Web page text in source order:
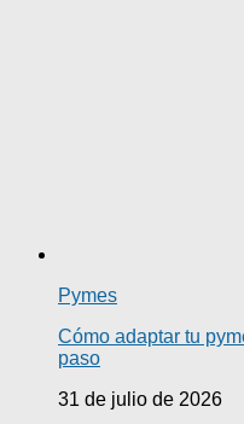
Pymes
Cómo adaptar tu
paso
31 de julio de 2026